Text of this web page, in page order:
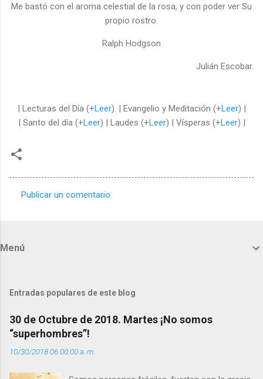
Me bastó con el aroma celestial de la rosa, y con poder ver Su
propio rostro.
Ralph Hodgson
Julián Escobar.
| Lecturas del Día (+Leer). | Evangelio y Meditación (+Leer) |
| Santo del día (+Leer) | Laudes (+Leer) | Vísperas (+Leer) |
t
r
i
o
s
Publicar un comentario
Menú
Entradas populares de este blog
30 de Octubre de 2018. Martes ¡No somos
“superhombres”!
10/30/2018 06:00:00 a. m.